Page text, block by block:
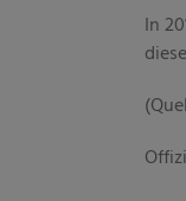
In